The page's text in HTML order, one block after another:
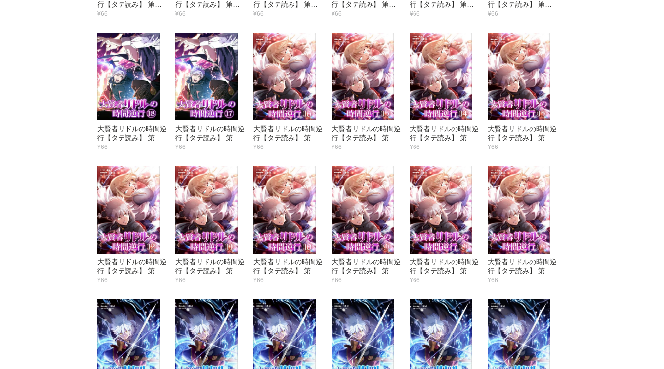
行【タテ読み】 第２
４話 化け物め
¥66
行【タテ読み】 第２
３話 勝つのは私
¥66
行【タテ読み】 第２
２話 舐めるなよ…！
¥66
行【タテ読み】 第２
１話 つまらない意地
¥66
行【タテ読み】 第２
０話 次元が違う
¥66
行【タテ読み】 第１
９話 本物の＜悪意の
¥66
大賢者リドルの時間逆
行【タテ読み】 第１
８話 審問を続行する
¥66
大賢者リドルの時間逆
行【タテ読み】 第１
７話 最悪のタイミン
¥66
大賢者リドルの時間逆
行【タテ読み】 第１
６話 知らないわけが
¥66
大賢者リドルの時間逆
行【タテ読み】 第１
５話 借りは返してや
¥66
大賢者リドルの時間逆
行【タテ読み】 第１
４話 舐めた真似
¥66
大賢者リドルの時間逆
行【タテ読み】 第１
３話 手も足も出ねぇ
¥66
大賢者リドルの時間逆
行【タテ読み】 第１
２話 何故ここに！
¥66
大賢者リドルの時間逆
行【タテ読み】 第１
１話 王国戦力の最高
¥66
大賢者リドルの時間逆
行【タテ読み】 第１
０話 今戦うのは無謀
¥66
大賢者リドルの時間逆
行【タテ読み】 第９
話 教えてくれない
¥66
大賢者リドルの時間逆
行【タテ読み】 第８
話 辛気臭い街
¥66
大賢者リドルの時間逆
行【タテ読み】 第７
話 重力断斬（グラビ
¥66